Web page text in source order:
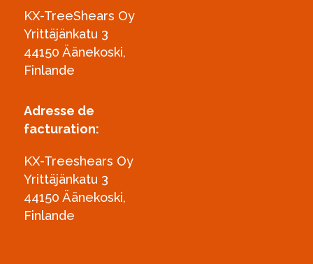
KX-TreeShears Oy
Yrittäjänkatu 3
44150 Äänekoski,
Finlande
Adresse de
facturation:
KX-Treeshears Oy
Yrittäjänkatu 3
44150 Äänekoski,
Finlande